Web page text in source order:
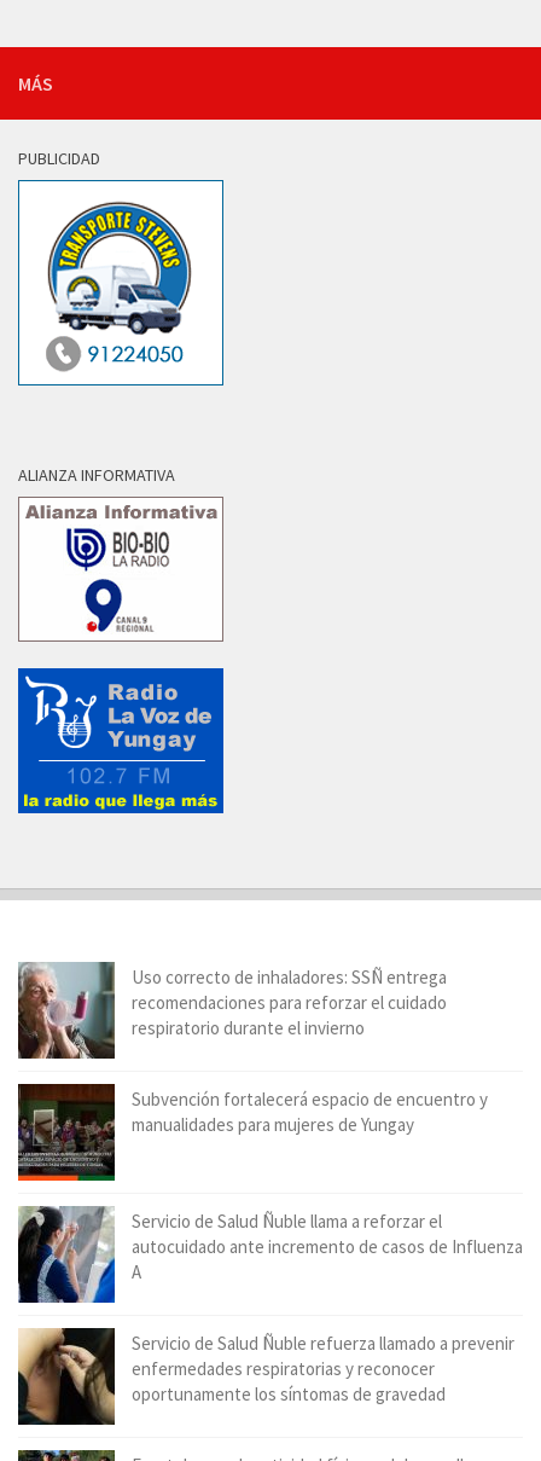
MÁS
PUBLICIDAD
ALIANZA INFORMATIVA
Uso correcto de inhaladores: SSÑ entrega
recomendaciones para reforzar el cuidado
respiratorio durante el invierno
Subvención fortalecerá espacio de encuentro y
manualidades para mujeres de Yungay
Servicio de Salud Ñuble llama a reforzar el
autocuidado ante incremento de casos de Influenza
A
Servicio de Salud Ñuble refuerza llamado a prevenir
enfermedades respiratorias y reconocer
oportunamente los síntomas de gravedad